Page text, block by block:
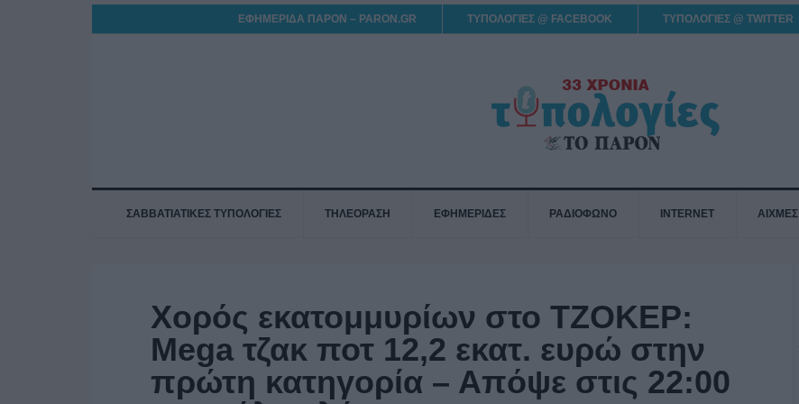
ΕΦΗΜΕΡΙΔΑ ΠΑΡΟΝ – PARON.GR ΤΥΠΟΛΟΓΙΕΣ @ FACEBOOK ΤΥΠΟΛΟΓΙΕΣ @ TWITTER
ΣΑΒΒΑΤΙΑΤΙΚΕΣ ΤΥΠΟΛΟΓΙΕΣ ΤΗΛΕΟΡΑΣΗ ΕΦΗΜΕΡΙΔΕΣ ΡΑΔΙΟΦΩΝΟ INTERNET ΑΙΧΜΕΣ
Χορός εκατομμυρίων στο ΤΖΟΚΕΡ:
Mega τζακ ποτ 12,2 εκατ. ευρώ στην
πρώτη κατηγορία – Απόψε στις 22:00